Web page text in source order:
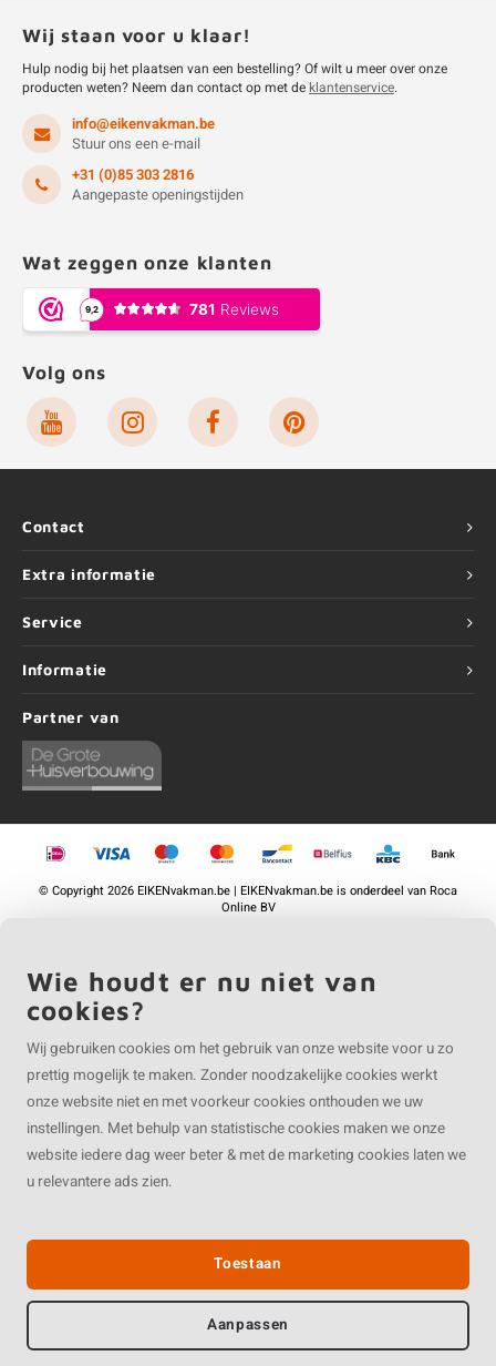
Wij staan voor u klaar!
Hulp nodig bij het plaatsen van een bestelling? Of wilt u meer over onze
producten weten? Neem dan contact op met deklantenservice.
info@eikenvakman.be
Stuur ons een e-mail
+31 (0)85 303 2816
Aangepaste openingstijden
Wat zeggen onze klanten
Volg ons
Contact
Extra informatie
Service
Informatie
Partner van
©Copyright2026 EIKENvakman.be | EIKENvakman.be is onderdeel vanRoca
Online BV
Wie houdt er nu niet van
cookies?
Wij gebruiken cookies om het gebruik van onze website voor u zo
prettig mogelijk te maken. Zonder noodzakelijke cookies werkt
onze website niet en met voorkeur cookies onthouden we uw
instellingen. Met behulp van statistische cookies maken we onze
website iedere dag weer beter & met de marketing cookies laten we
u relevantere ads zien.
Toestaan
Aanpassen